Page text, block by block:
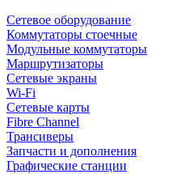
Сетевое оборудование
Коммутаторы стоечные
Модульные коммутаторы
Маршрутизаторы
Сетевые экраны
Wi-Fi
Сетевые карты
Fibre Channel
Трансиверы
Запчасти и дополнения
Графические станции